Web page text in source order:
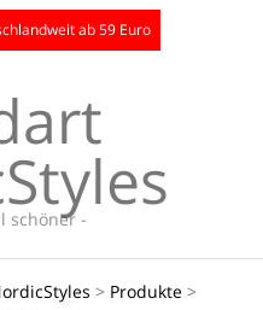
ab 59 Euro
schöner -
> Produkte >